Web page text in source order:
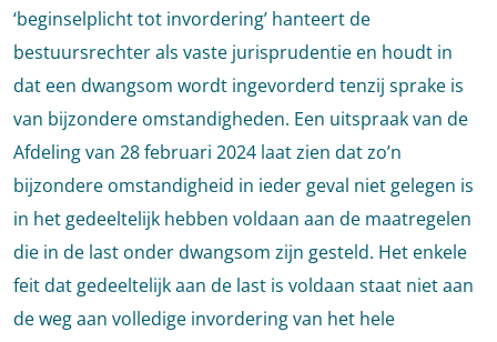
‘beginselplicht tot invordering’ hanteert de
bestuursrechter als vaste jurisprudentie en houdt in
dat een dwangsom wordt ingevorderd tenzij sprake is
van bijzondere omstandigheden. Een uitspraak van de
Afdeling van 28 februari 2024 laat zien dat zo’n
bijzondere omstandigheid in ieder geval niet gelegen is
in het gedeeltelijk hebben voldaan aan de maatregelen
die in de last onder dwangsom zijn gesteld. Het enkele
feit dat gedeeltelijk aan de last is voldaan staat niet aan
de weg aan volledige invordering van het hele